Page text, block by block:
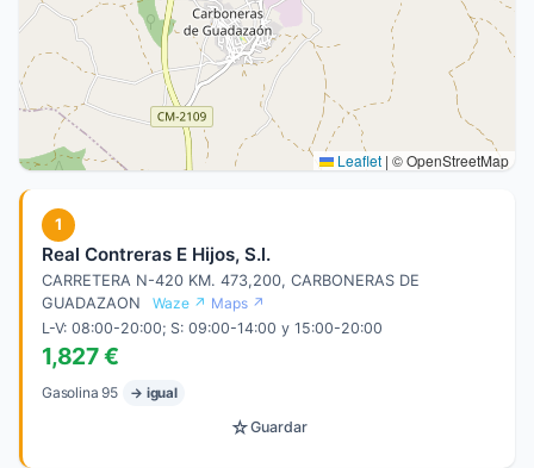
Leaflet | © OpenStreetMap
1
Real Contreras E Hijos, S.l.
CARRETERA N-420 KM. 473,200, CARBONERAS DE
GUADAZAON
Waze ↗ Maps ↗
L-V: 08:00-20:00; S: 09:00-14:00 y 15:00-20:00
1,827 €
Gasolina 95 → igual
☆Guardar